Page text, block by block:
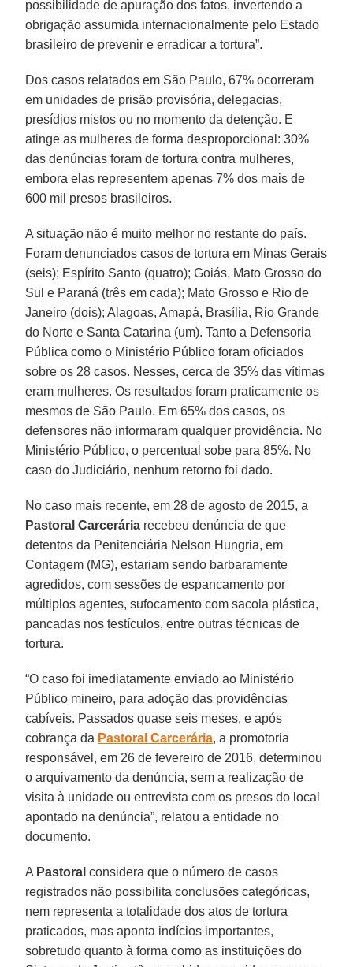
possibilidade de apuração dos fatos, invertendo a
obrigação assumida internacionalmente pelo Estado
brasileiro de prevenir e erradicar a tortura”.
Dos casos relatados em São Paulo, 67% ocorreram
em unidades de prisão provisória, delegacias,
presídios mistos ou no momento da detenção. E
atinge as mulheres de forma desproporcional: 30%
das denúncias foram de tortura contra mulheres,
embora elas representem apenas 7% dos mais de
600 mil presos brasileiros.
A situação não é muito melhor no restante do país.
Foram denunciados casos de tortura em Minas Gerais
(seis); Espírito Santo (quatro); Goiás, Mato Grosso do
Sul e Paraná (três em cada); Mato Grosso e Rio de
Janeiro (dois); Alagoas, Amapá, Brasília, Rio Grande
do Norte e Santa Catarina (um). Tanto a Defensoria
Pública como o Ministério Público foram oficiados
sobre os 28 casos. Nesses, cerca de 35% das vítimas
eram mulheres. Os resultados foram praticamente os
mesmos de São Paulo. Em 65% dos casos, os
defensores não informaram qualquer providência. No
Ministério Público, o percentual sobe para 85%. No
caso do Judiciário, nenhum retorno foi dado.
No caso mais recente, em 28 de agosto de 2015, a
Pastoral Carcerária recebeu denúncia de que
detentos da Penitenciária Nelson Hungria, em
Contagem (MG), estariam sendo barbaramente
agredidos, com sessões de espancamento por
múltiplos agentes, sufocamento com sacola plástica,
pancadas nos testículos, entre outras técnicas de
tortura.
“O caso foi imediatamente enviado ao Ministério
Público mineiro, para adoção das providências
cabíveis. Passados quase seis meses, e após
cobrança da Pastoral Carcerária, a promotoria
responsável, em 26 de fevereiro de 2016, determinou
o arquivamento da denúncia, sem a realização de
visita à unidade ou entrevista com os presos do local
apontado na denúncia”, relatou a entidade no
documento.
A Pastoral considera que o número de casos
registrados não possibilita conclusões categóricas,
nem representa a totalidade dos atos de tortura
praticados, mas aponta indícios importantes,
sobretudo quanto à forma como as instituições do